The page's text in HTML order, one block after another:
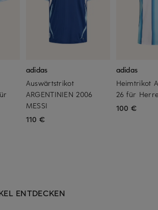
adidas
Auswärtstrikot
ARGENTINIEN 2006
MESSI
110 €
adidas
Heimtrikot
26 für
100 €
ENTDECKEN